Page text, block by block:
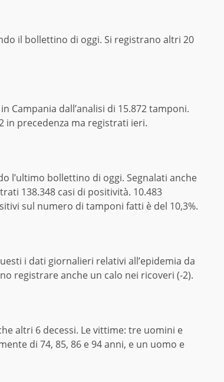
il bollettino di oggi. Si registrano altri 20
Campania dall’analisi di 15.872 tamponi.
in precedenza ma registrati ieri.
l’ultimo bollettino di oggi. Segnalati anche
138.348 casi di positività. 10.483
sul numero di tamponi fatti è del 10,3%.
i dati giornalieri relativi all’epidemia da
registrare anche un calo nei ricoveri (-2).
altri 6 decessi. Le vittime: tre uomini e
di 74, 85, 86 e 94 anni, e un uomo e